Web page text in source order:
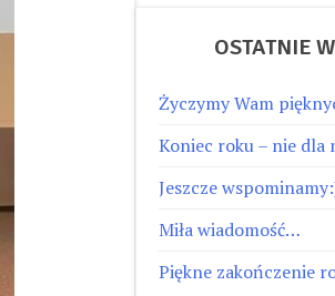
OSTATNIE
Życzymy Wam
Koniec roku – nie dla
Jeszcze
Miła wiadomość…
Piękne zakończenie